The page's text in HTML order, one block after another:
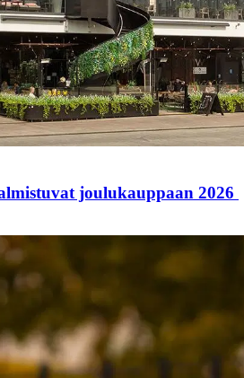
joulukauppaan 2026